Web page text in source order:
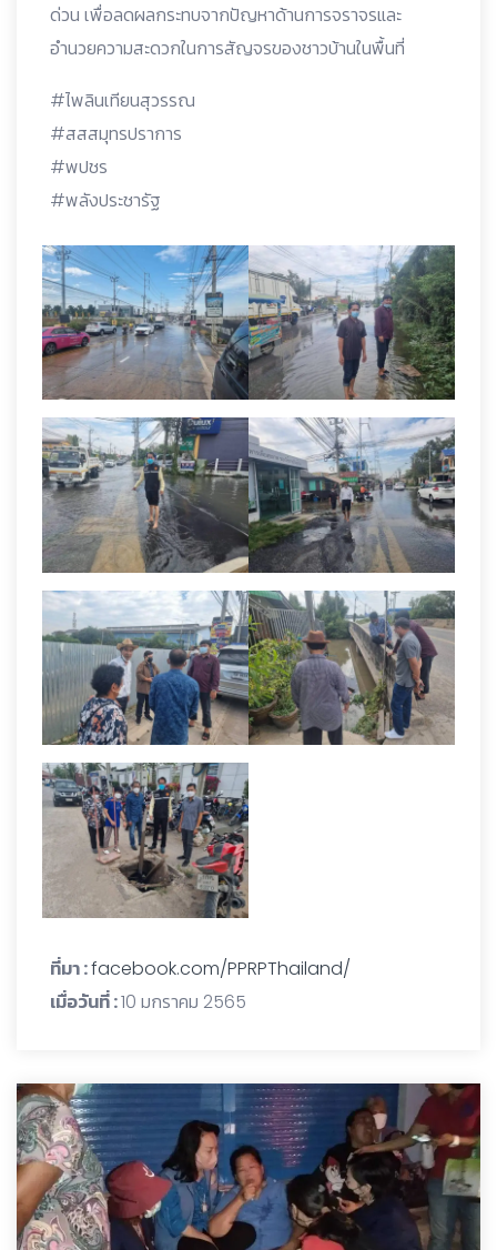
ด่วน เพื่อลดผลกระทบจากปัญหาด้านการจราจรและ
อำนวยความสะดวกในการสัญจรของชาวบ้านในพื้นที่
#ไพลินเทียนสุวรรณ
#สสสมุทรปราการ
#พปชร
#พลังประชารัฐ
ที่มา :facebook.com/PPRPThailand/
เมื่อวันที่ :10 มกราคม 2565